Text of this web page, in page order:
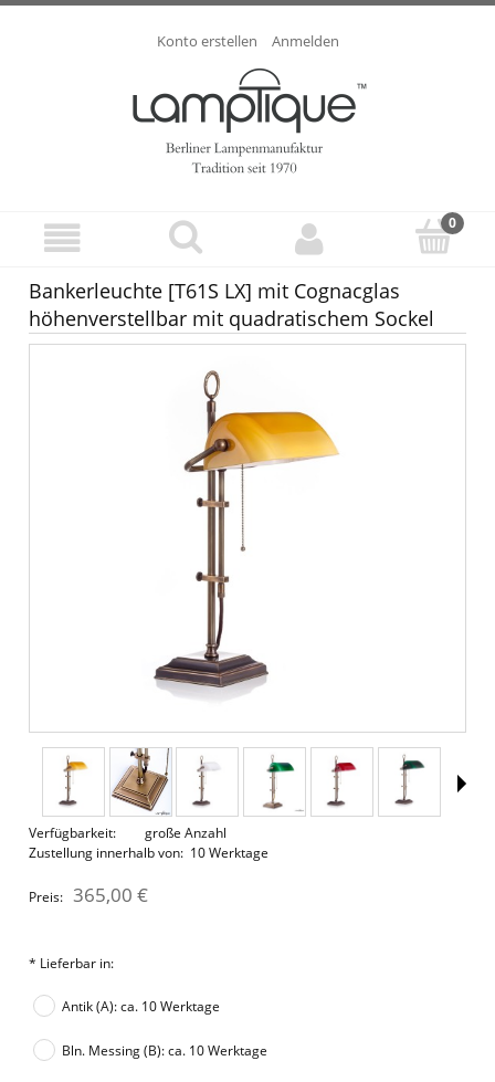
Konto erstellen Anmelden
Bankerleuchte [T61S LX] mit Cognacglas
höhenverstellbar mit quadratischem Sockel
Verfügbarkeit:
große Anzahl
Zustellung innerhalb von: 10 Werktage
Preis: 365,00 €
* Lieferbar in:
Antik (A): ca. 10 Werktage
Bln. Messing (B): ca. 10 Werktage